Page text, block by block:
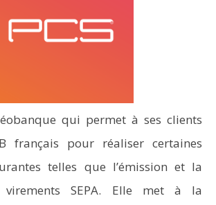
qui permet à ses clients
français pour réaliser certaines
telles que l’émission et la
virements SEPA. Elle met à la